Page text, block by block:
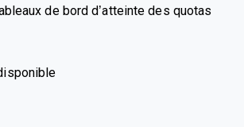
de bord d’atteinte des quotas